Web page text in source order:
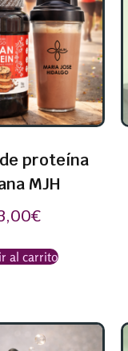
de proteína
MJH
€
al carrito